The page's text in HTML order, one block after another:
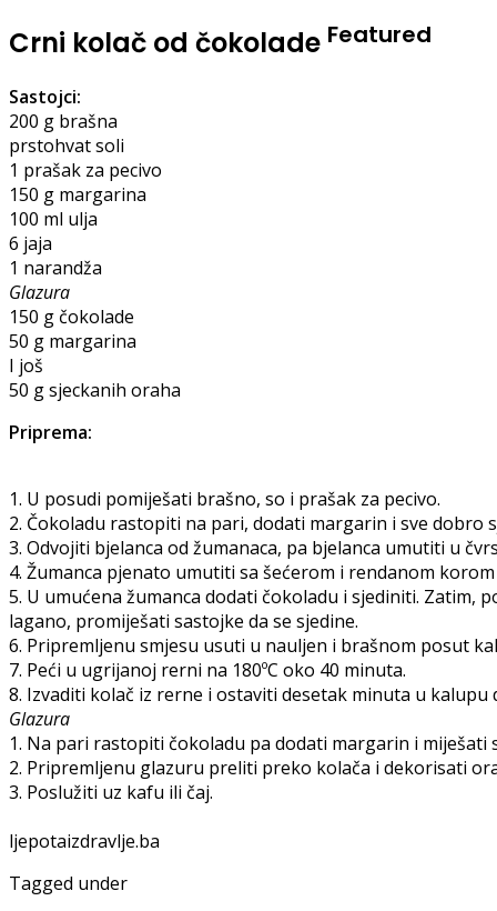
Crni kolač od čokolade Featured
Sastojci:
200 g brašna
prstohvat soli
1 prašak za pecivo
150 g margarina
100 ml ulja
6 jaja
1 narandža
Glazura
150 g čokolade
50 g margarina
I još
50 g sjeckanih oraha
Priprema:
1. U posudi pomiješati brašno, so i prašak za pecivo.
2. Čokoladu rastopiti na pari, dodati margarin i sve dobro
3. Odvojiti bjelanca od žumanaca, pa bjelanca umutiti u
4. Žumanca pjenato umutiti sa šećerom i rendanom
5. U umućena žumanca dodati čokoladu i sjediniti. Zatim,
lagano, promiješati sastojke da se sjedine.
6. Pripremljenu smjesu usuti u nauljen i brašnom posut
7. Peći u ugrijanoj rerni na 180ºC oko 40 minuta.
8. Izvaditi kolač iz rerne i ostaviti desetak minuta u
Glazura
1. Na pari rastopiti čokoladu pa dodati margarin i
2. Pripremljenu glazuru preliti preko kolača i dekorisati
3. Poslužiti uz kafu ili čaj.
ljepotaizdravlje.ba
Tagged under